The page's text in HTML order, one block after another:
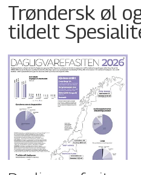
Trøndersk øl
tildelt